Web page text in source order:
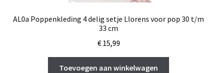
AL0a Poppenkleding 4 delig setje Llorens voor pop 30 t/m
33 cm
€15,99
Toevoegen aan winkelwagen